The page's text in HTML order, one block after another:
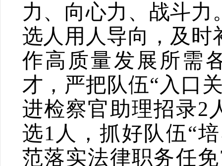
力、向心力、战斗力
选人用人导向，及时
作高质量发展所需
才，严把队伍“ 入口
进检察官助理招录2
选1 人，抓好队伍“
范落实法律职务任免